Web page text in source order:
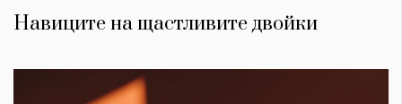
Навиците на щастливите двойки